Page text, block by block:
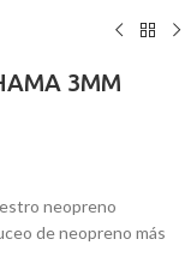
3MM
neopreno
de neopreno más